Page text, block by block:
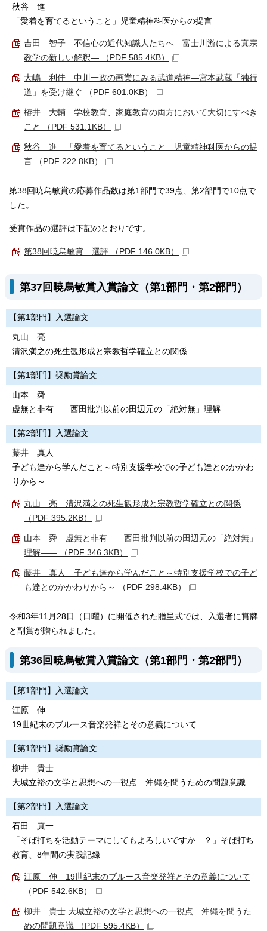
秋谷 進
「愛着を育てるということ」児童精神科医からの提言
吉田 智子 不信心の近代知識人たちへ―富士川游による真宗
教学の新しい解釈― （PDF 585.4KB）
大嶋 利佳 中川一政の画業にみる武道精神―宮本武蔵「独行
道」を受け継ぐ （PDF 601.0KB）
栫井 大輔 学校教育、家庭教育の両方において大切にすべき
こと （PDF 531.1KB）
秋谷 進 「愛着を育てるということ」児童精神科医からの提
言 （PDF 222.8KB）
第38回暁烏敏賞の応募作品数は第1部門で39点、第2部門で10点で
した。
受賞作品の選評は下記のとおりです。
第38回暁烏敏賞 選評 （PDF 146.0KB）
第37回暁烏敏賞入賞論文（第1部門・第2部門）
【第1部門】入選論文
丸山 亮
清沢満之の死生観形成と宗教哲学確立との関係
【第1部門】奨励賞論文
山本 舜
虚無と非有――西田批判以前の田辺元の「絶対無」理解――
【第2部門】入選論文
藤井 真人
子ども達から学んだこと～特別支援学校での子ども達とのかかわ
りから～
丸山 亮 清沢満之の死生観形成と宗教哲学確立との関係
（PDF 395.2KB）
山本 舜 虚無と非有――西田批判以前の田辺元の「絶対無」
理解―― （PDF 346.3KB）
藤井 真人 子ども達から学んだこと～特別支援学校での子ど
も達とのかかわりから～ （PDF 298.4KB）
令和3年11月28日（日曜）に開催された贈呈式では、入選者に賞牌
と副賞が贈られました。
第36回暁烏敏賞入賞論文（第1部門・第2部門）
【第1部門】入選論文
江原 伸
19世紀末のブルース音楽発祥とその意義について
【第1部門】奨励賞論文
柳井 貴士
大城立裕の文学と思想への一視点 沖縄を問うための問題意識
【第2部門】入選論文
石田 真一
「そば打ちを活動テーマにしてもよろしいですか…？」そば打ち
教育、8年間の実践記録
江原 伸 19世紀末のブルース音楽発祥とその意義について
（PDF 542.6KB）
柳井 貴士 大城立裕の文学と思想への一視点 沖縄を問うた
めの問題意識 （PDF 595.4KB）